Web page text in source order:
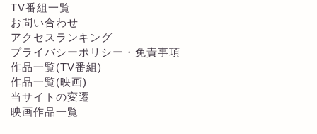
TV番組一覧
お問い合わせ
アクセスランキング
プライバシーポリシー・免責事項
作品一覧(TV番組)
作品一覧(映画)
当サイトの変遷
映画作品一覧